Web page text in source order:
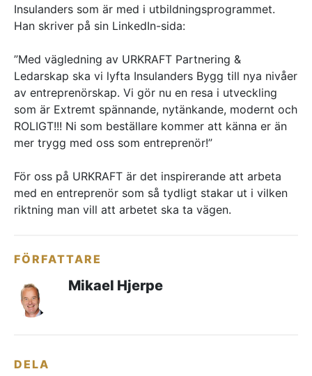
Insulanders som är med i utbildningsprogrammet.
Han skriver på sin LinkedIn-sida:
”Med vägledning av URKRAFT Partnering &
Ledarskap ska vi lyfta Insulanders Bygg till nya nivåer
av entreprenörskap. Vi gör nu en resa i utveckling
som är Extremt spännande, nytänkande, modernt och
ROLIGT!!! Ni som beställare kommer att känna er än
mer trygg med oss som entreprenör!”
För oss på URKRAFT är det inspirerande att arbeta
med en entreprenör som så tydligt stakar ut i vilken
riktning man vill att arbetet ska ta vägen.
FÖRFATTARE
Mikael Hjerpe
DELA